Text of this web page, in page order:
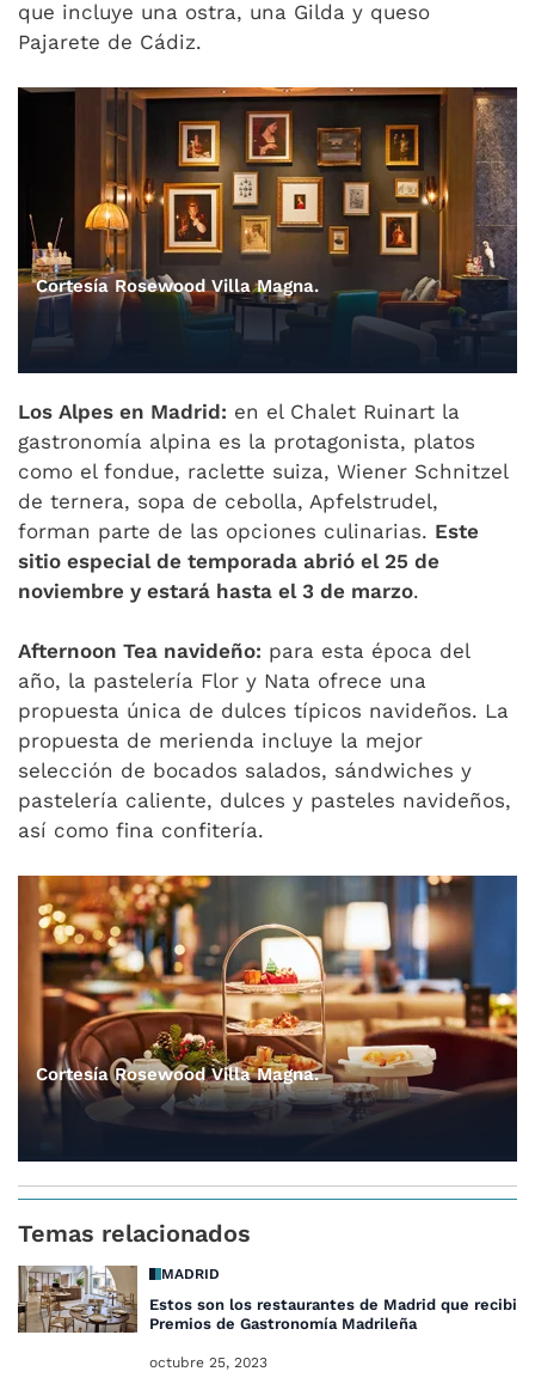
que incluye una ostra, una Gilda y queso
Pajarete de Cádiz.
Cortesía Rosewood Villa Magna.
Los Alpes en Madrid: en el Chalet Ruinart la
gastronomía alpina es la protagonista, platos
como el fondue, raclette suiza, Wiener Schnitzel
de ternera, sopa de cebolla, Apfelstrudel,
forman parte de las opciones culinarias. Este
sitio especial de temporada abrió el 25 de
noviembre y estará hasta el 3 de marzo.
Afternoon Tea navideño: para esta época del
año, la pastelería Flor y Nata ofrece una
propuesta única de dulces típicos navideños. La
propuesta de merienda incluye la mejor
selección de bocados salados, sándwiches y
pastelería caliente, dulces y pasteles navideños,
así como fina confitería.
Cortesía Rosewood Villa Magna.
Temas relacionados
MADRID
Estos son los restaurantes de Madrid que
Premios de Gastronomía Madrileña
octubre 25, 2023